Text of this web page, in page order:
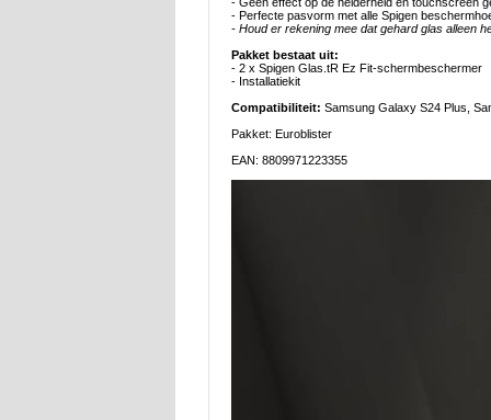
- Perfecte pasvorm met alle Spigen
- Houd er rekening mee dat gehard glas alleen
Pakket bestaat uit:
- 2 x Spigen Glas.tR Ez Fit-schermbeschermer
- Installatiekit
Compatibiliteit: Samsung Galaxy S24 Plus,
Pakket: Euroblister
EAN: 8809971223355